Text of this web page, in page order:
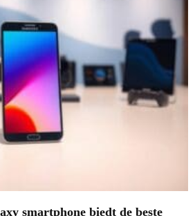
smartphone biedt de beste